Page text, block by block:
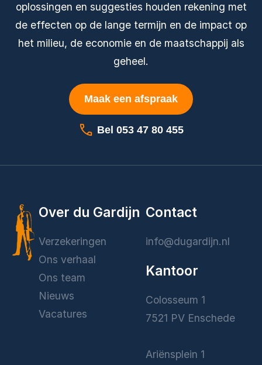
oplossingen en suggesties houden rekening met
de effecten op de lange termijn en de impact op
het milieu, de economie en de maatschappij als
geheel.
Maak een afspraak
Bel 053 47 80 455
Over du Gardijn
Verzekeringen
Ons verhaal
Ons team
Nieuws
Vacatures
Contact
info@dugardijn.nl
Kantoor
Colosseum 1
7521 PV Enschede
Ariënsplein 1